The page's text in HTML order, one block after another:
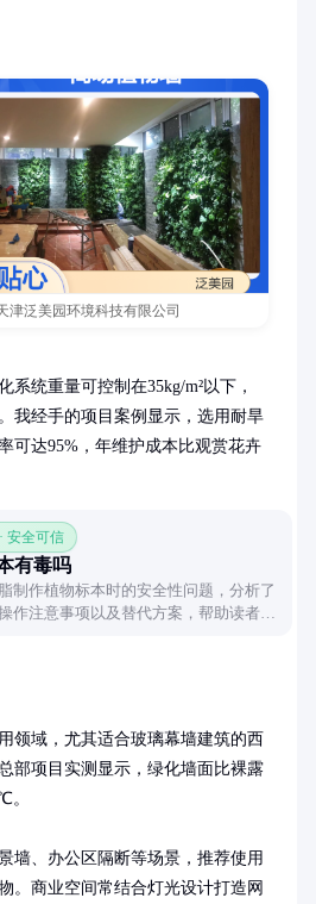
津泛美园环境科技有限公司
系统重量可控制在35kg/m²以下，
我经手的项目案例显示，选用耐旱
可达95%，年维护成本比观赏花卉
安全可信
有毒吗
制作植物标本时的安全性问题，分析了
作注意事项以及替代方案，帮助读者在
领域，尤其适合玻璃幕墙建筑的西
部项目实测显示，绿化墙面比裸露
。
墙、办公区隔断等场景，推荐使用
。商业空间常结合灯光设计打造网